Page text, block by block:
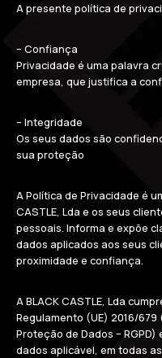
A presente política de
– Confiança
Privacidade é uma palavra
empresa, que justifica a
– Integridade
Os seus dados são
sua proteção
A Política de Privacidade é
CASTLE, Lda e os seus
pessoais. Informa e expõe
dados aplicados aos seus
proximidade e confiança.
A BLACK CASTLE, Lda
Regulamento (UE) 2016/
Proteção de Dados –
dados aplicável, em todas